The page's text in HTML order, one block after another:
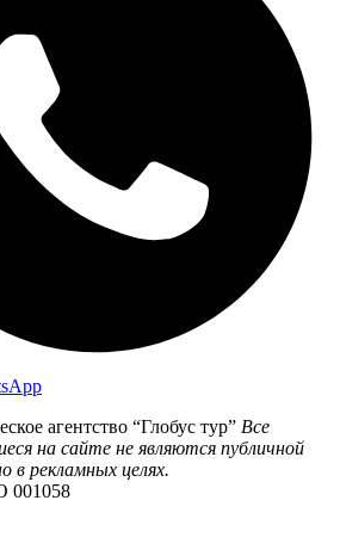
агентство “Глобус тур” Все
на сайте не являются публичной
в рекламных целях.
001058